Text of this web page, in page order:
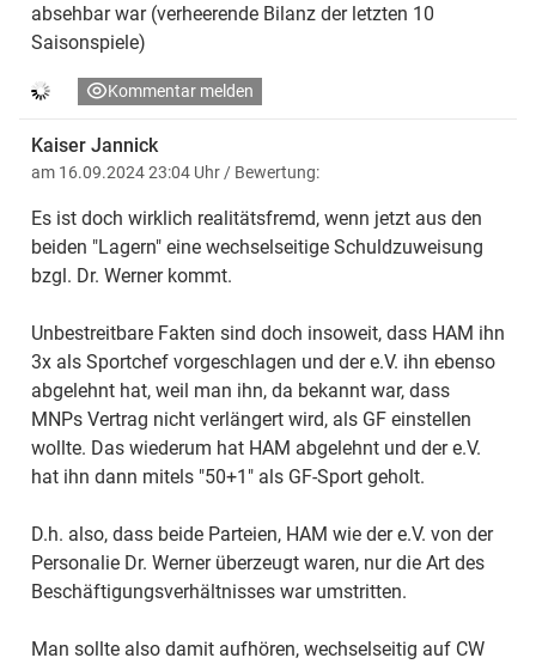
absehbar war (verheerende Bilanz der letzten 10
Saisonspiele)
Kommentar melden
Kaiser Jannick
am 16.09.2024 23:04 Uhr / Bewertung:
Es ist doch wirklich realitätsfremd, wenn jetzt aus den
beiden "Lagern" eine wechselseitige Schuldzuweisung
bzgl. Dr. Werner kommt.
Unbestreitbare Fakten sind doch insoweit, dass HAM ihn
3x als Sportchef vorgeschlagen und der e.V. ihn ebenso
abgelehnt hat, weil man ihn, da bekannt war, dass
MNPs Vertrag nicht verlängert wird, als GF einstellen
wollte. Das wiederum hat HAM abgelehnt und der e.V.
hat ihn dann mitels "50+1" als GF-Sport geholt.
D.h. also, dass beide Parteien, HAM wie der e.V. von der
Personalie Dr. Werner überzeugt waren, nur die Art des
Beschäftigungsverhältnisses war umstritten.
Man sollte also damit aufhören, wechselseitig auf CW